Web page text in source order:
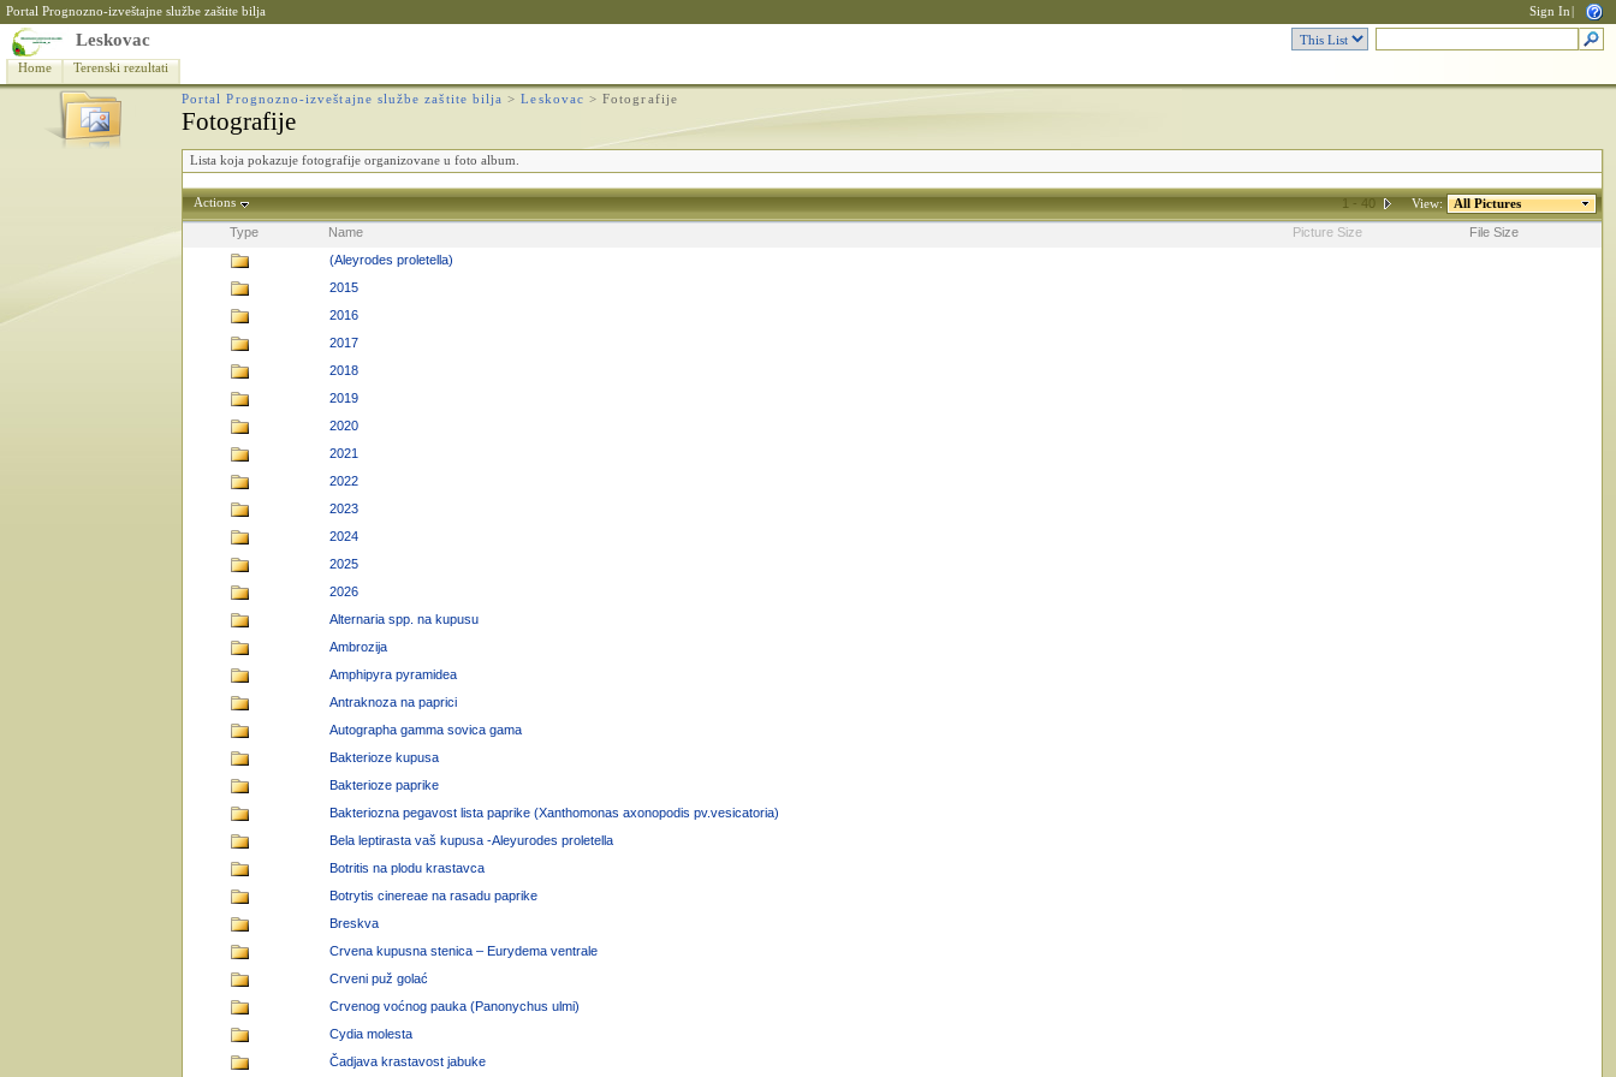
Portal Prognozno-izveštajne službe zaštite bilja Sign In
Leskovac
Home Terenski rezultati
Portal Prognozno-izveštajne službe zaštite bilja >Leskovac >Fotografije
Fotografije
Lista koja pokazuje fotografije organizovane u foto album.
Actions 1 - 40 View: All Pictures
Type Name Picture Size
File Size
(Aleyrodes proletella)
2015
2016
2017
2018
2019
2020
2021
2022
2023
2024
2025
2026
Alternaria spp. na kupusu
Ambrozija
Amphipyra pyramidea
Antraknoza na paprici
Autographa gamma sovica gama
Bakterioze kupusa
Bakterioze paprike
Bakteriozna pegavost lista paprike (Xanthomonas axonopodis pv.vesicatoria)
Bela leptirasta vaš kupusa -Aleyurodes proletella
Botritis na plodu krastavca
Botrytis cinereae na rasadu paprike
Breskva
Crvena kupusna stenica – Eurydema ventrale
Crveni puž golać
Crvenog voćnog pauka (Panonychus ulmi)
Cydia molesta
Čadjava krastavost jabuke